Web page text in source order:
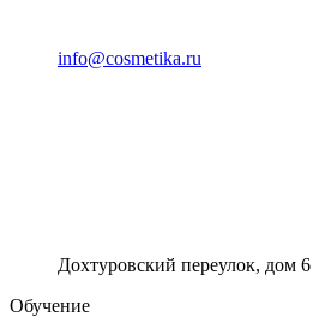
info@cosmetika.ru
Дохтуровский переулок, дом 6
Обучение